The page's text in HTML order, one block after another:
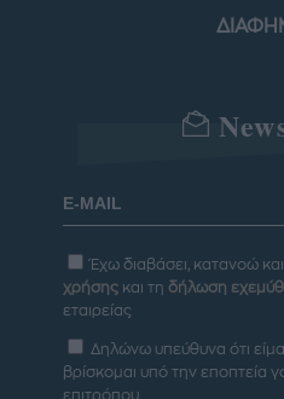
Έχω διαβάσει, κατανοώ
χρήσης και τη δήλωση
εταιρείας
Δηλώνω υπεύθυνα ότι
βρίσκομαι υπό την εποπτεία
επιτρόπου